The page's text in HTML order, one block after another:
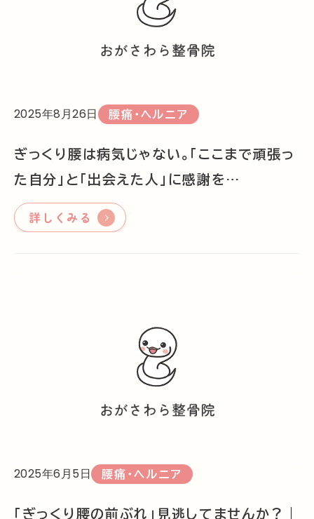
2025年8月26日 腰痛・ヘルニア
ぎっくり腰は病気じゃない。「ここまで頑張っ
た自分」と「出会えた人」に感謝を…
詳しくみる
2025年6月5日 腰痛・ヘルニア
「ぎっくり腰の前ぶれ」見逃してませんか？｜